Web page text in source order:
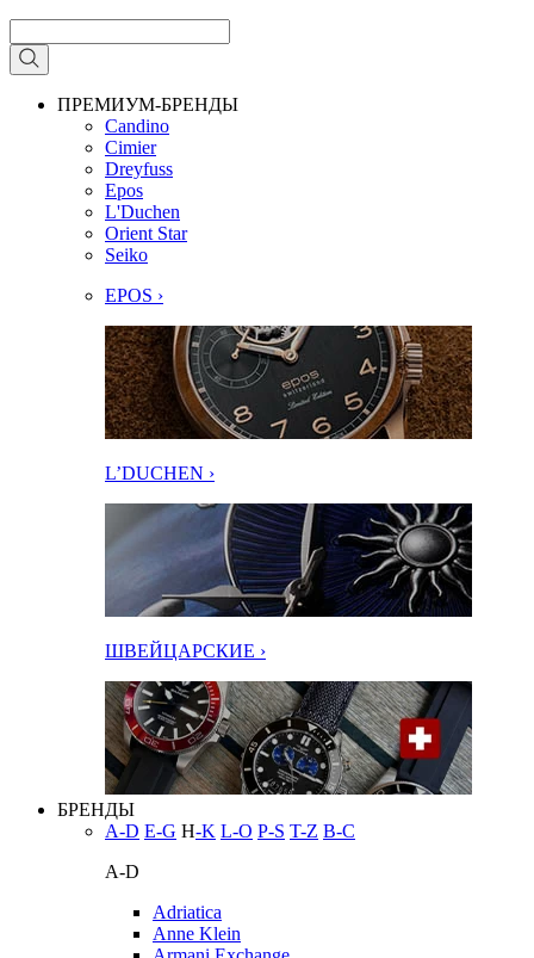
ПРЕМИУМ-БРЕНДЫ
Candino
Cimier
Dreyfuss
Epos
L'Duchen
Orient Star
Seiko
EPOS ›
L’DUCHEN ›
ШВЕЙЦАРСКИЕ ›
БРЕНДЫ
A-D E-G H-K L-O P-S T-Z В-С
A-D
Adriatica
Anne Klein